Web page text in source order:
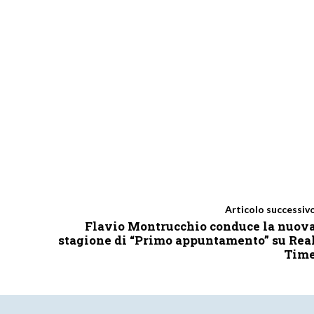
Articolo
Flavio Montrucchio conduce la
stagione di “Primo appuntamento” su